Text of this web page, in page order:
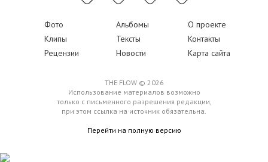
Фото Альбомы
О проекте
Клипы
Тексты
Контакты
Рецензии
Новости Карта сайта
THE FLOW © 2026
Использование материалов возможно
только с письменного разрешения редакции,
при этом ссылка на источник обязательна.
Перейти на полную версию